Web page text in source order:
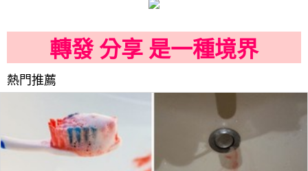
轉發 分享 是一種境界
熱門推薦